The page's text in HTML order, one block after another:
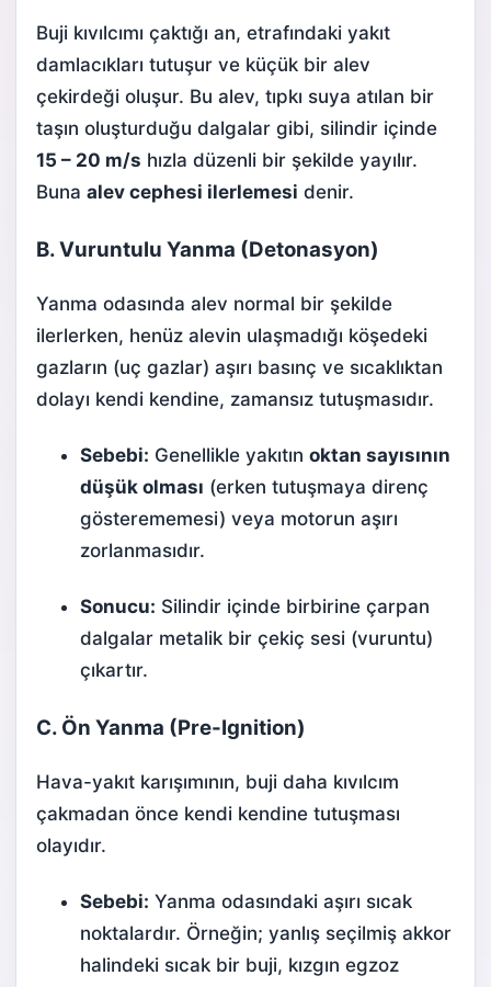
Buji kıvılcımı çaktığı an, etrafındaki yakıt
damlacıkları tutuşur ve küçük bir alev
çekirdeği oluşur. Bu alev, tıpkı suya atılan bir
taşın oluşturduğu dalgalar gibi, silindir içinde
15 – 20 m/s hızla düzenli bir şekilde yayılır.
Buna alev cephesi ilerlemesi denir.
B. Vuruntulu Yanma (Detonasyon)
Yanma odasında alev normal bir şekilde
ilerlerken, henüz alevin ulaşmadığı köşedeki
gazların (uç gazlar) aşırı basınç ve sıcaklıktan
dolayı kendi kendine, zamansız tutuşmasıdır.
Sebebi: Genellikle yakıtın oktan sayısının
düşük olması (erken tutuşmaya direnç
gösterememesi) veya motorun aşırı
zorlanmasıdır.
Sonucu: Silindir içinde birbirine çarpan
dalgalar metalik bir çekiç sesi (vuruntu)
çıkartır.
C. Ön Yanma (Pre-Ignition)
Hava-yakıt karışımının, buji daha kıvılcım
çakmadan önce kendi kendine tutuşması
olayıdır.
Sebebi: Yanma odasındaki aşırı sıcak
noktalardır. Örneğin; yanlış seçilmiş akkor
halindeki sıcak bir buji, kızgın egzoz